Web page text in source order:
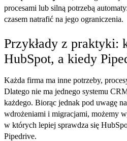
procesami lub silną potrzebą
czasem natrafić na jego ograniczenia.
Przykłady z praktyki:
HubSpot, a kiedy
Każda firma ma inne potrzeby,
Dlatego nie ma jednego systemu
każdego. Biorąc jednak pod uwagę
wdrożeniami i migracjami, możemy
w których lepiej sprawdza się
Pipedrive.